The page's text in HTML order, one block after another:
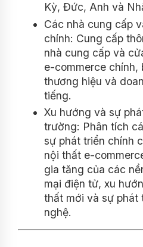
Kỳ, Đức, Anh và
Các nhà cung cấp
chính: Cung cấp
nhà cung cấp và
e-commerce chính,
thương hiệu và
tiếng.
Xu hướng và sự
trường: Phân tích
sự phát triển chính
nội thất e-
gia tăng của các
mại điện tử, xu
thất mới và sự phát
nghệ.